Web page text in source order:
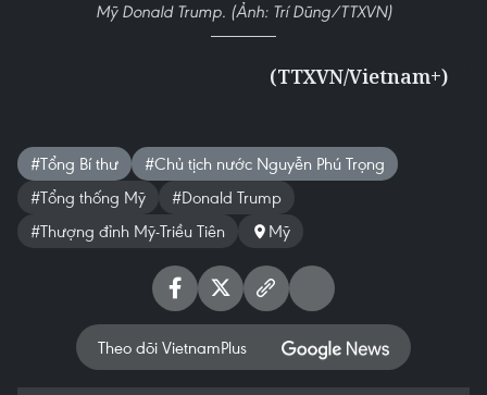
Mỹ Donald Trump. (Ảnh: Trí Dũng/TTXVN)
(TTXVN/Vietnam+)
#Tổng Bí thư
#Chủ tịch nước Nguyễn Phú Trọng
#Tổng thống Mỹ
#Donald Trump
#Thượng đỉnh Mỹ-Triều Tiên
Mỹ
Theo dõi VietnamPlus